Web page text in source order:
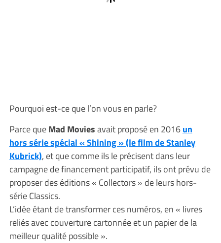
Pourquoi est-ce que l’on vous en parle?
Parce queMad Moviesavait proposé en 2016un
hors série spécial « Shining » (le film de Stanley
Kubrick), et que comme ils le précisent dans leur
campagne de financement participatif, ils ont prévu de
proposer des éditions « Collectors » de leurs hors-
série Classics.
L’idée étant de transformer ces numéros, en « livres
reliés avec couverture cartonnée et un papier de la
meilleur qualité possible ».